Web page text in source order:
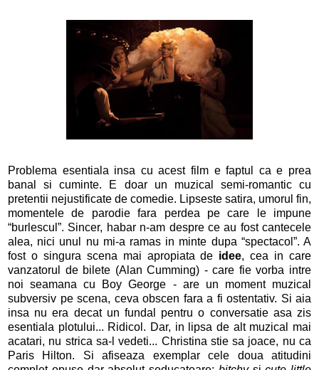
Problema esentiala insa cu acest film e faptul ca e prea
banal si cuminte. E doar un muzical semi-romantic cu
pretentii nejustificate de comedie. Lipseste satira, umorul fin,
momentele de parodie fara perdea pe care le impune
“burlescul”. Sincer, habar n-am despre ce au fost cantecele
alea, nici unul nu mi-a ramas in minte dupa “spectacol”. A
fost o singura scena mai apropiata de idee, cea in care
vanzatorul de bilete (Alan Cumming) - care fie vorba intre
noi seamana cu Boy George - are un moment muzical
subversiv pe scena, ceva obscen fara a fi ostentativ. Si aia
insa nu era decat un fundal pentru o conversatie asa zis
esentiala plotului... Ridicol. Dar, in lipsa de alt muzical mai
acatari, nu strica sa-l vedeti... Christina stie sa joace, nu ca
Paris Hilton. Si afiseaza exemplar cele doua atitudini